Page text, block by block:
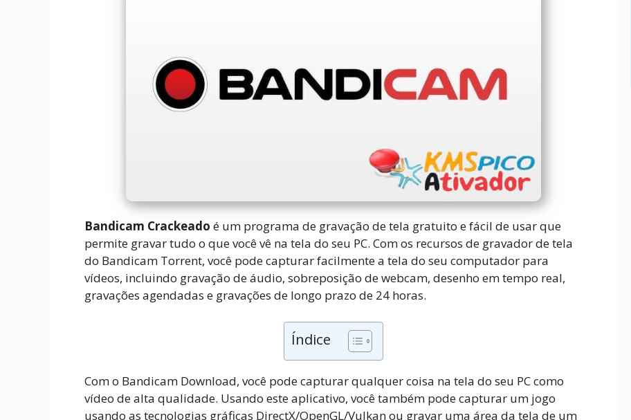
Bandicam Crackeado é um programa de gravação de tela gratuito e fácil de usar que
permite gravar tudo o que você vê na tela do seu PC. Com os recursos de gravador de tela
do Bandicam Torrent, você pode capturar facilmente a tela do seu computador para
vídeos, incluindo gravação de áudio, sobreposição de webcam, desenho em tempo real,
gravações agendadas e gravações de longo prazo de 24 horas.
Índice
Com o Bandicam Download, você pode capturar qualquer coisa na tela do seu PC como
vídeo de alta qualidade. Usando este aplicativo, você também pode capturar um jogo
usando as tecnologias gráficas DirectX/OpenGL/Vulkan ou gravar uma área da tela de um